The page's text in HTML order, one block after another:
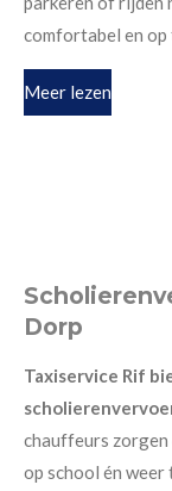
comfortabel en
Meer lezen
Dorp
Taxiservice Rif
chauffeurs zorgen
op school én weer